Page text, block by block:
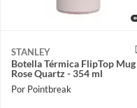
STANLEY
Botella Térmica FlipTop Mug
Rose Quartz - 354 ml
Por Pointbreak